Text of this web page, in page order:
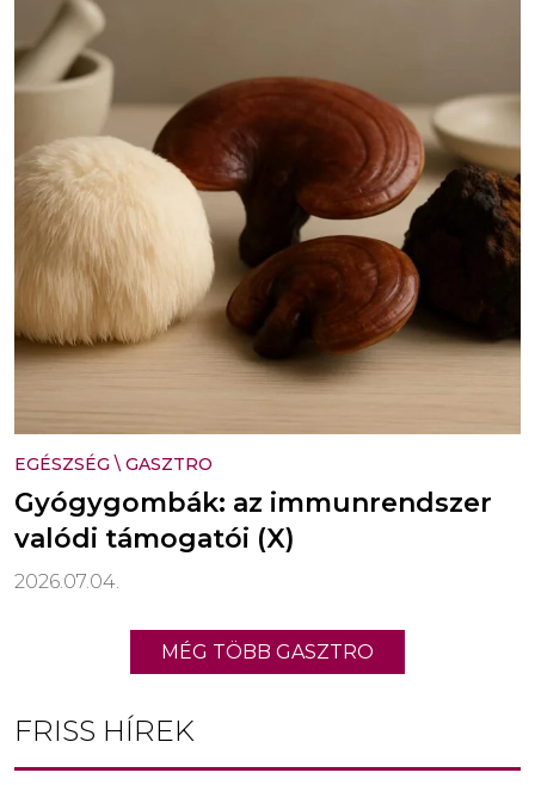
EGÉSZSÉG \ GASZTRO
Gyógygombák: az immunrendszer
valódi támogatói (X)
2026.07.04.
MÉG TÖBB GASZTRO
FRISS HÍREK